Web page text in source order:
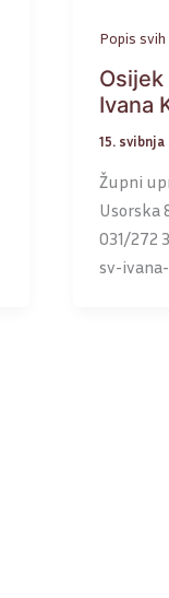
Popis svih
Ivana
15. svibnja
Župni
Usorska
031/272
sv-